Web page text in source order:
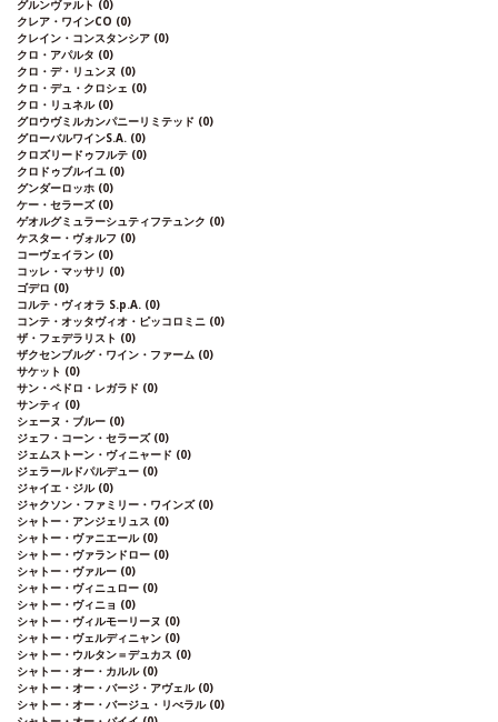
グルンヴァルト (0)
クレア・ワインCO (0)
クレイン・コンスタンシア (0)
クロ・アパルタ (0)
クロ・デ・リュンヌ (0)
クロ・デュ・クロシェ (0)
クロ・リュネル (0)
グロウヴミルカンパニーリミテッド (0)
グローバルワインS.A. (0)
クロズリードゥフルテ (0)
クロドゥブルイユ (0)
グンダーロッホ (0)
ケー・セラーズ (0)
ゲオルグミュラーシュティフテュンク (0)
ケスター・ヴォルフ (0)
コーヴェイラン (0)
コッレ・マッサリ (0)
ゴデロ (0)
コルテ・ヴィオラ S.p.A. (0)
コンテ・オッタヴィオ・ピッコロミニ (0)
ザ・フェデラリスト (0)
ザクセンブルグ・ワイン・ファーム (0)
サケット (0)
サン・ペドロ・レガラド (0)
サンティ (0)
シェーヌ・ブルー (0)
ジェフ・コーン・セラーズ (0)
ジェムストーン・ヴィニャード (0)
ジェラールドパルデュー (0)
ジャイエ・ジル (0)
ジャクソン・ファミリー・ワインズ (0)
シャトー・アンジェリュス (0)
シャトー・ヴァニエール (0)
シャトー・ヴァランドロー (0)
シャトー・ヴァルー (0)
シャトー・ヴィニュロー (0)
シャトー・ヴィニョ (0)
シャトー・ヴィルモーリーヌ (0)
シャトー・ヴェルディニャン (0)
シャトー・ウルタン＝デュカス (0)
シャトー・オー・カルル (0)
シャトー・オー・バージ・アヴェル (0)
シャトー・オー・バージュ・リべラル (0)